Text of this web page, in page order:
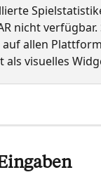
nicht
allen
als visuelles